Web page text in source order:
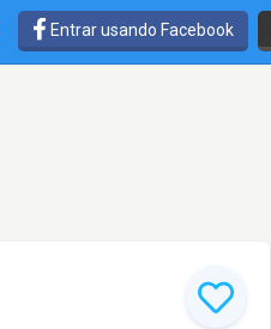
Entrar usando Facebook